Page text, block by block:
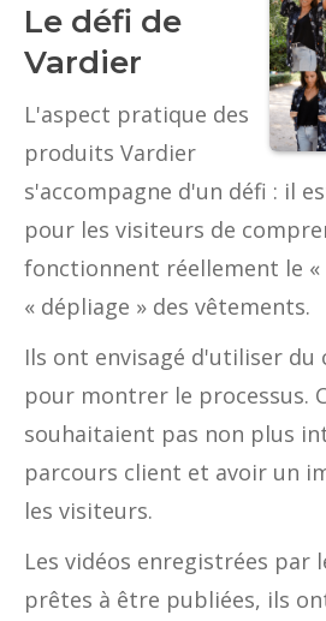
Le défi de
Vardier
L'aspect pratique des
produits Vardier
s'accompagne d'un défi : il
pour les visiteurs de
fonctionnent réellement le «
« dépliage » des vêtements.
Ils ont envisagé d'utiliser du
pour montrer le processus.
souhaitaient pas non plus
parcours client et avoir un
les visiteurs.
Les vidéos enregistrées par
prêtes à être publiées, ils